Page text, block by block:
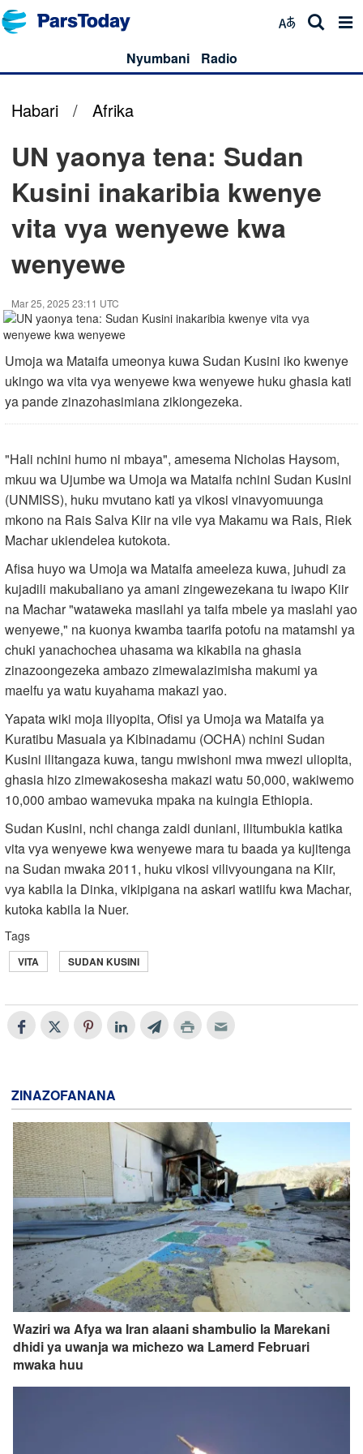
Nyumbani Radio
Habari / Afrika
UN yaonya tena: Sudan
Kusini inakaribia kwenye
vita vya wenyewe kwa
wenyewe
Mar 25, 2025 23:11 UTC
Umoja wa Mataifa umeonya kuwa Sudan Kusini iko kwenye
ukingo wa vita vya wenyewe kwa wenyewe huku ghasia kati
ya pande zinazohasimiana zikiongezeka.
"Hali nchini humo ni mbaya", amesema Nicholas Haysom,
mkuu wa Ujumbe wa Umoja wa Mataifa nchini Sudan Kusini
(UNMISS), huku mvutano kati ya vikosi vinavyomuunga
mkono na Rais Salva Kiir na vile vya Makamu wa Rais, Riek
Machar ukiendelea kutokota.
Afisa huyo wa Umoja wa Mataifa ameeleza kuwa, juhudi za
kujadili makubaliano ya amani zingewezekana tu iwapo Kiir
na Machar "wataweka masilahi ya taifa mbele ya maslahi yao
wenyewe," na kuonya kwamba taarifa potofu na matamshi ya
chuki yanachochea uhasama wa kikabila na ghasia
zinazoongezeka ambazo zimewalazimisha makumi ya
maelfu ya watu kuyahama makazi yao.
Yapata wiki moja iliyopita, Ofisi ya Umoja wa Mataifa ya
Kuratibu Masuala ya Kibinadamu (OCHA) nchini Sudan
Kusini ilitangaza kuwa, tangu mwishoni mwa mwezi uliopita,
ghasia hizo zimewakosesha makazi watu 50,000, wakiwemo
10,000 ambao wamevuka mpaka na kuingia Ethiopia.
Sudan Kusini, nchi changa zaidi duniani, ilitumbukia katika
vita vya wenyewe kwa wenyewe mara tu baada ya kujitenga
na Sudan mwaka 2011, huku vikosi vilivyoungana na Kiir,
vya kabila la Dinka, vikipigana na askari watiifu kwa Machar,
kutoka kabila la Nuer.
Tags
VITA SUDAN KUSINI
ZINAZOFANANA
Waziri wa Afya wa Iran alaani shambulio la Marekani
dhidi ya uwanja wa michezo wa Lamerd Februari
mwaka huu